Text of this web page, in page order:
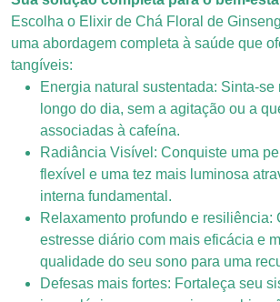
Escolha o Elixir de Chá Floral de
uma abordagem completa à saúde que
tangíveis:
Energia natural sustentada: Sinta-
longo do dia, sem a agitação ou a
associadas à cafeína.
Radiância Visível: Conquiste uma
flexível e uma tez mais luminosa
interna fundamental.
Relaxamento profundo e resiliência:
estresse diário com mais eficácia e
qualidade do seu sono para uma
Defesas mais fortes: Fortaleça seu